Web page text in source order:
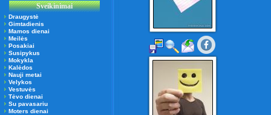
Sveikinimai
Draugystė
Gimtadienis
Mamos dienai
Meilės
Posakiai
Susipykus
Mokykla
Kalėdos
Nauji metai
Velykos
Vestuvės
Tėvo dienai
Su pavasariu
Moters dienai